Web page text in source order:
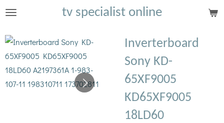
Ga
naar
de
hoofdinhoud
tv specialist online
Inverterboard
Sony KD-
65XF9005
KD65XF9005
18LD60